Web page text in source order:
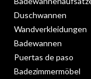
Duschwannen
Wandverkleidungen
Badewannen
Puertas de paso
Badezimmermöbel